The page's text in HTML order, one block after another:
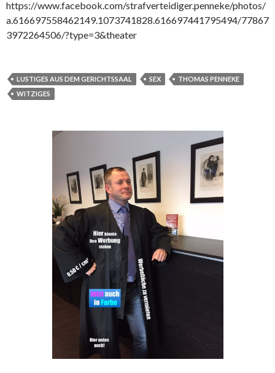
https://www.facebook.com/strafverteidiger.penneke/photos/
a.616697558462149.1073741828.616697441795494/77867
3972264506/?type=3&theater
LUSTIGES AUS DEM GERICHTSSAAL SEX
THOMAS PENNEKE
WITZIGES